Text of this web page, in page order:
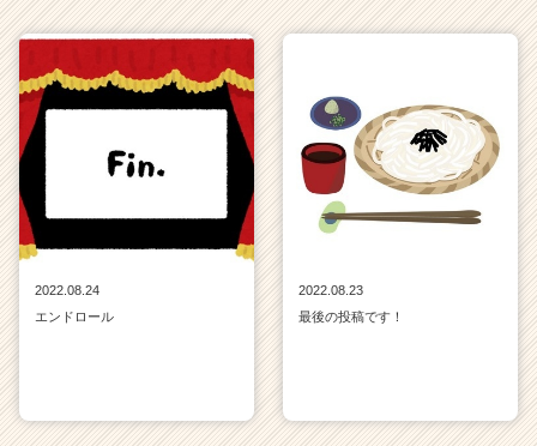
2022.08.24
エンドロール
2022.08.23
最後の投稿です！